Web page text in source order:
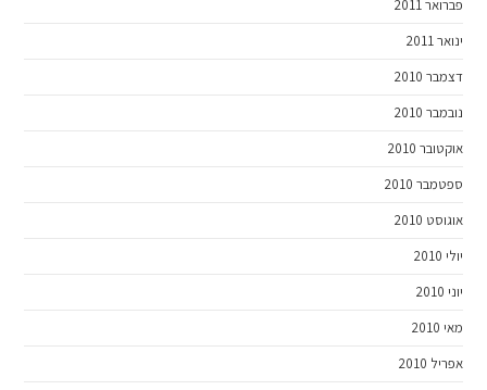
פברואר 2011
ינואר 2011
דצמבר 2010
נובמבר 2010
אוקטובר 2010
ספטמבר 2010
אוגוסט 2010
יולי 2010
יוני 2010
מאי 2010
אפריל 2010